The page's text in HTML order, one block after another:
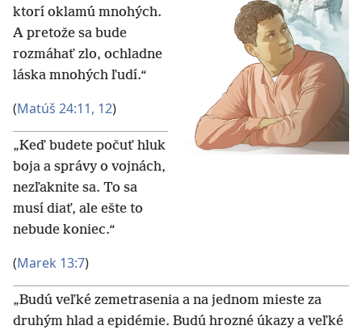
ktorí oklamú mnohých.
A pretože sa bude
rozmáhať zlo, ochladne
láska mnohých ľudí.“
(Matúš 24:11, 12)
„Keď budete počuť hluk
boja a správy o vojnách,
nezľaknite sa. To sa
musí diať, ale ešte to
nebude koniec.“
(Marek 13:7)
„Budú veľké zemetrasenia a na jednom mieste za
druhým hlad a epidémie. Budú hrozné úkazy a veľké